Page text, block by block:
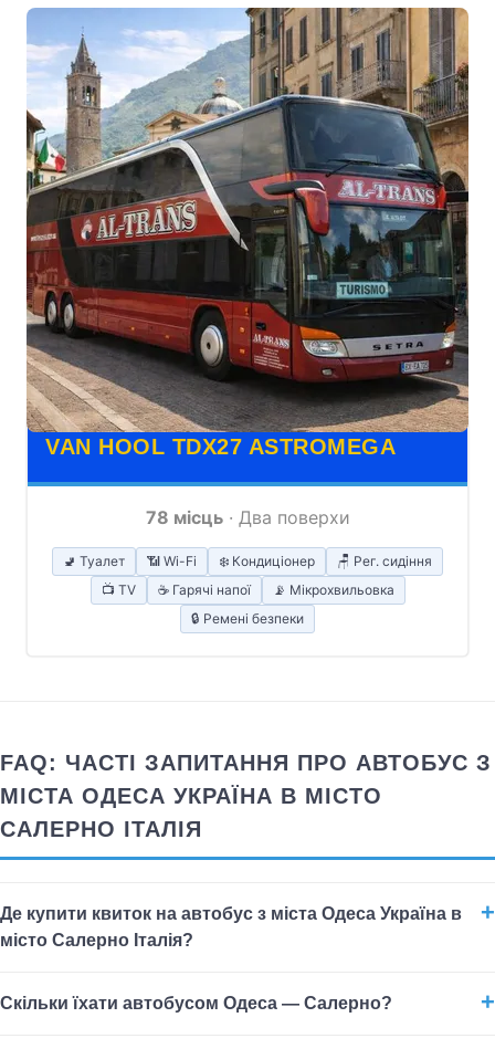
VAN HOOL TDX27 ASTROMEGA
78 місць· Два поверхи
🚽 Туалет 📶 Wi-Fi ❄️ Кондиціонер
🪑 Рег. сидіння
📺 TV
☕ Гарячі напої
📡 Мікрохвильовка
🔒 Ремені безпеки
FAQ: ЧАСТІ ЗАПИТАННЯ ПРО АВТОБУС З
МІСТА ОДЕСА УКРАЇНА В МІСТО
САЛЕРНО ІТАЛІЯ
Де купити квиток на автобус з міста Одеса Україна в
місто Салерно Італія?
Скільки їхати автобусом Одеса — Салерно?